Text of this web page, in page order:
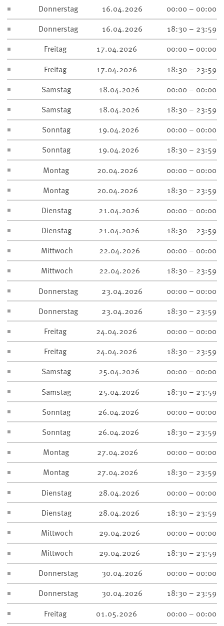
Donnerstag
16.04.2026
00:00 – 00:00
Donnerstag
16.04.2026
18:30 – 23:59
Freitag
17.04.2026
00:00 – 00:00
Freitag
17.04.2026
18:30 – 23:59
Samstag
18.04.2026
00:00 – 00:00
Samstag
18.04.2026
18:30 – 23:59
Sonntag
19.04.2026
00:00 – 00:00
Sonntag
19.04.2026
18:30 – 23:59
Montag
20.04.2026
00:00 – 00:00
Montag
20.04.2026
18:30 – 23:59
Dienstag
21.04.2026
00:00 – 00:00
Dienstag
21.04.2026
18:30 – 23:59
Mittwoch
22.04.2026
00:00 – 00:00
Mittwoch
22.04.2026
18:30 – 23:59
Donnerstag
23.04.2026
00:00 – 00:00
Donnerstag
23.04.2026
18:30 – 23:59
Freitag
24.04.2026
00:00 – 00:00
Freitag
24.04.2026
18:30 – 23:59
Samstag
25.04.2026
00:00 – 00:00
Samstag
25.04.2026
18:30 – 23:59
Sonntag
26.04.2026
00:00 – 00:00
Sonntag
26.04.2026
18:30 – 23:59
Montag
27.04.2026
00:00 – 00:00
Montag
27.04.2026
18:30 – 23:59
Dienstag
28.04.2026
00:00 – 00:00
Dienstag
28.04.2026
18:30 – 23:59
Mittwoch
29.04.2026
00:00 – 00:00
Mittwoch
29.04.2026
18:30 – 23:59
Donnerstag
30.04.2026
00:00 – 00:00
Donnerstag
30.04.2026
18:30 – 23:59
Freitag
01.05.2026 00:00 – 00:00